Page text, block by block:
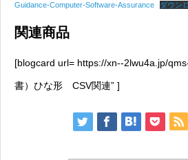
Guidance-Computer-Software-Assurance ダウン
関連商品
[blogcard url= https://xn--2lwu4a.jp/
書）ひな形 CSV関連” ]